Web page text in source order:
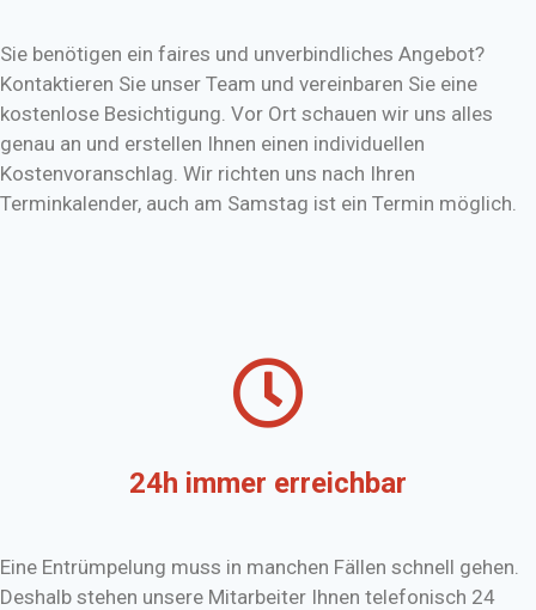
Sie benötigen ein faires und unverbindliches Angebot?
Kontaktieren Sie unser Team und vereinbaren Sie eine
kostenlose Besichtigung. Vor Ort schauen wir uns alles
genau an und erstellen Ihnen einen individuellen
Kostenvoranschlag. Wir richten uns nach Ihren
Terminkalender, auch am Samstag ist ein Termin möglich.
24h immer erreichbar
Eine Entrümpelung muss in manchen Fällen schnell gehen.
Deshalb stehen unsere Mitarbeiter Ihnen telefonisch 24